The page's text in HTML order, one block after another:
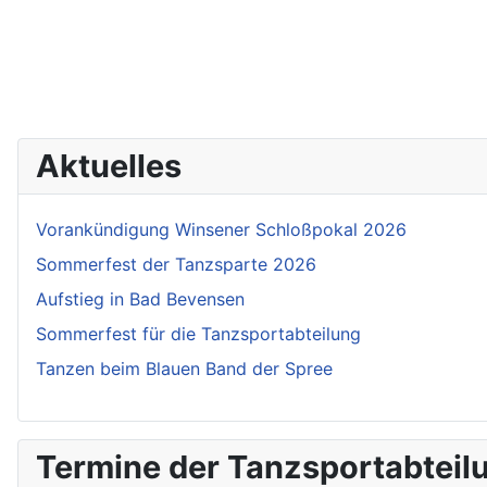
Aktuelles
Vorankündigung Winsener Schloßpokal 2026
Sommerfest der Tanzsparte 2026
Aufstieg in Bad Bevensen
Sommerfest für die Tanzsportabteilung
Tanzen beim Blauen Band der Spree
Termine der